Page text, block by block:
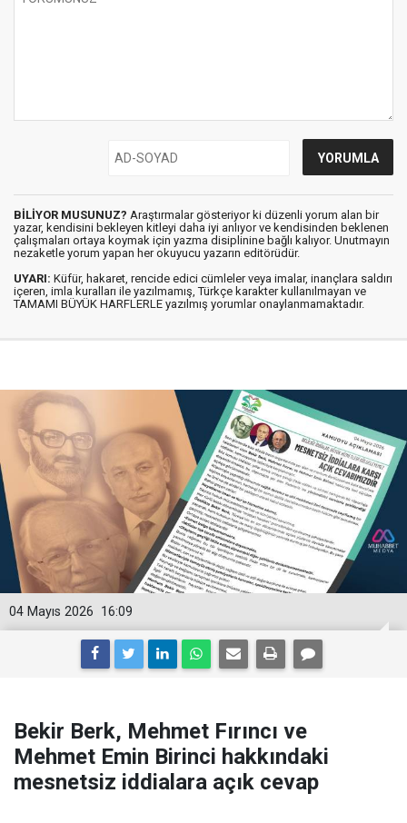
BİLİYOR MUSUNUZ? Araştırmalar gösteriyor ki düzenli yorum alan bir
yazar, kendisini bekleyen kitleyi daha iyi anlıyor ve kendisinden beklenen
çalışmaları ortaya koymak için yazma disiplinine bağlı kalıyor. Unutmayın
nezaketle yorum yapan her okuyucu yazarın editörüdür.
UYARI: Küfür, hakaret, rencide edici cümleler veya imalar, inançlara saldırı
içeren, imla kuralları ile yazılmamış, Türkçe karakter kullanılmayan ve
TAMAMI BÜYÜK HARFLERLE yazılmış yorumlar onaylanmamaktadır.
16:09
04 Mayıs 2026
Bekir Berk, Mehmet Fırıncı ve
Mehmet Emin Birinci hakkındaki
mesnetsiz iddialara açık cevap